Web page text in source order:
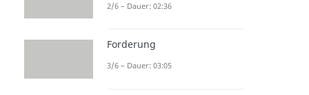
2/6 – Dauer: 02:36
Forderung
3/6 – Dauer: 03:05